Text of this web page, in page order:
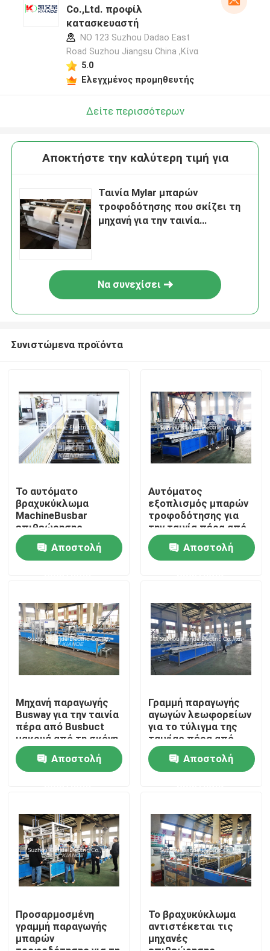
Σπίτι
Προϊόντα
Περίπου εμείς
Γύρος εργοστασίων
Ποιοτικός έλεγχος
Ειδήσεις
Ζητήστε ένα απόσπασμα
Μηχανή επεξεργασίας μπαρών τροφοδότησης
Co.,Ltd. προφίλ
κατασκευαστή
NO 123 Suzhou Dadao East
Road Suzhou Jiangsu China ,Κίνα
5.0
Ελεγχμένος προμηθευτής
Δείτε περισσότερων
Αποκτήστε την καλύτερη τιμή για
Ταινία Mylar μπαρών
τροφοδότησης που σκίζει τη
μηχανή για την ταινία
Να συνεχίσει
Συνιστώμενα προϊόντα
Το αυτόματο
βραχυκύκλωμα
MachineBusbar
επιθεώρησης
αντιστέκεται τη
μονωμένη μηχανή
επιθεώρησης για
Αποστολή
Αυτόματος
εξοπλισμός μπαρών
τροφοδότησης για
την ταινία πέρα από
Busbuct μακρυά από
τη σκόνηΑποστολή
Μηχανή παραγωγής
Busway για την ταινία
πέρα από Busbuct
μακρυά από τη σκόνη
Αποστολή
Γραμμή παραγωγής
αγωγών λεωφορείων
για το τύλιγμα της
ταινίας πέρα από
Busbuct μακρυά από
τη σκόνηΑποστολή
Προσαρμοσμένη
γραμμή παραγωγής
μπαρών
Το βραχυκύκλωμα
αντιστέκεται τις
μηχανές